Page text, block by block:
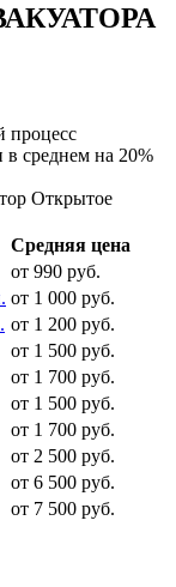
процесс
в среднем на 20%
Открытое
Средняя цена
от 990 руб.
от 1 000 руб.
от 1 200 руб.
от 1 500 руб.
от 1 700 руб.
от 1 500 руб.
от 1 700 руб.
от 2 500 руб.
от 6 500 руб.
от 7 500 руб.